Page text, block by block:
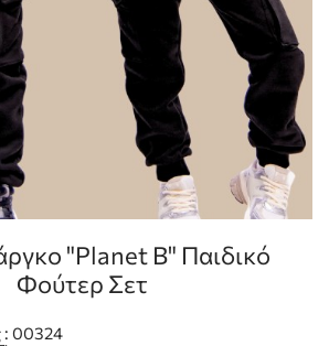
"Planet B" Παιδικό
Φούτερ Σετ
: 00324